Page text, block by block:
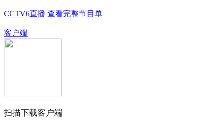
CCTV6直播 查看完整节目单
客户端
扫描下载客户端